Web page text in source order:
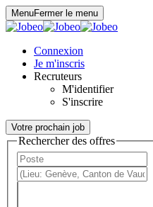
MenuFermer le menu
Connexion
Je m'inscris
Recruteurs
M'identifier
S'inscrire
Votre prochain job
Rechercher des offres
Panneau de gestion des cookies